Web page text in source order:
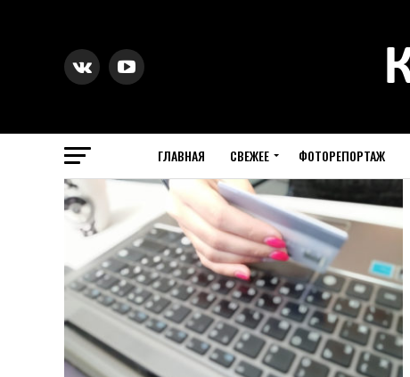
ГЛАВНАЯ СВЕЖЕЕ ФОТОРЕПОРТАЖ